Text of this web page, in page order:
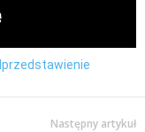
przedstawienie
Następny artykuł